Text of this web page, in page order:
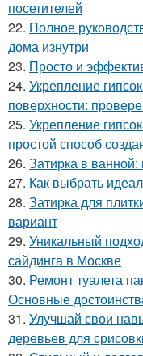
посетителей
22. Полное
дома изнутри
23. Просто и
24. Укрепление
поверхности:
25. Укрепление
простой способ
26. Затирка в
27. Как выбрать
28. Затирка для
вариант
29. Уникальный
сайдинга в Москве
30. Ремонт туалета
Основные
31. Улучшай свои
деревьев для